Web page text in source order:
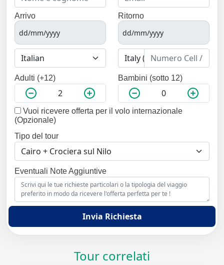
Arrivo Ritorno
Adulti (+12) Bambini (sotto 12)
Vuoi ricevere offerta per il volo internazionale
(Opzionale)
Tipo del tour
Eventuali Note Aggiuntive
Invia Richiesta
Tour correlati